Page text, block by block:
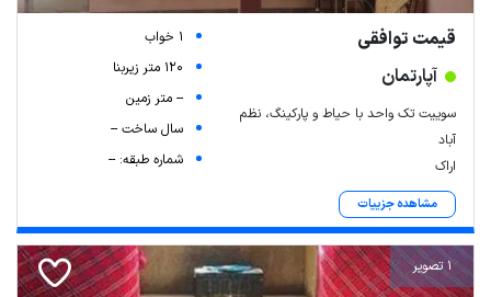
قیمت توافقی
آپارتمان
سوییت تک واحد با حیاط و پارکینگ، نظم
آباد
اراک
مشاهده جزییات
1 خواب
120 متر زیربنا
-- متر زمین
سال ساخت --
شماره طبقه: --
1 تصویر